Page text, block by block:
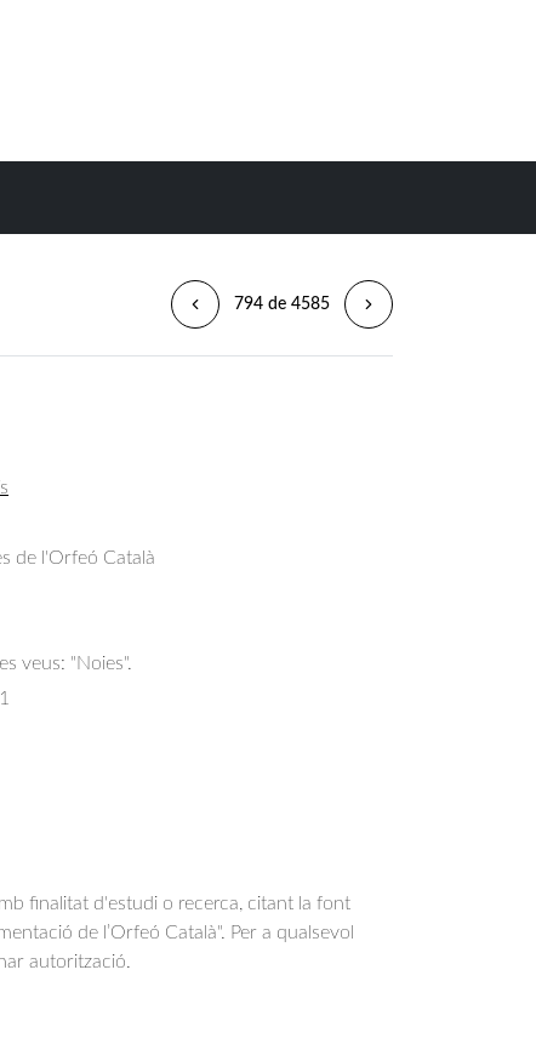
794 de 4585
de l'Orfeó Català
veus: "Noies".
finalitat d'estudi o recerca, citant la font
de l’Orfeó Català". Per a qualsevol
autorització.